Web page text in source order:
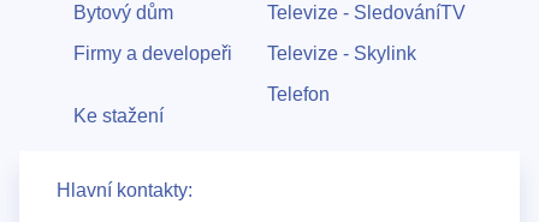
Bytový dům
Firmy a developeři
Ke stažení
Televize - SledováníTV
Televize - Skylink
Telefon
Hlavní kontakty: